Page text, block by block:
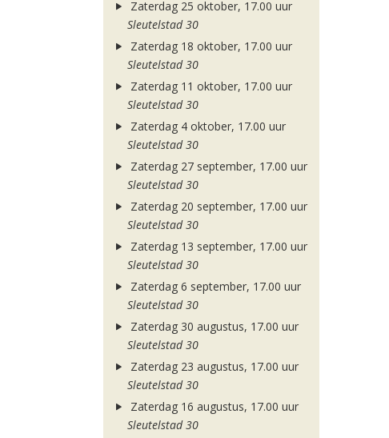
Zaterdag 25 oktober, 17.00 uur
Sleutelstad 30
Zaterdag 18 oktober, 17.00 uur
Sleutelstad 30
Zaterdag 11 oktober, 17.00 uur
Sleutelstad 30
Zaterdag 4 oktober, 17.00 uur
Sleutelstad 30
Zaterdag 27 september, 17.00 uur
Sleutelstad 30
Zaterdag 20 september, 17.00 uur
Sleutelstad 30
Zaterdag 13 september, 17.00 uur
Sleutelstad 30
Zaterdag 6 september, 17.00 uur
Sleutelstad 30
Zaterdag 30 augustus, 17.00 uur
Sleutelstad 30
Zaterdag 23 augustus, 17.00 uur
Sleutelstad 30
Zaterdag 16 augustus, 17.00 uur
Sleutelstad 30